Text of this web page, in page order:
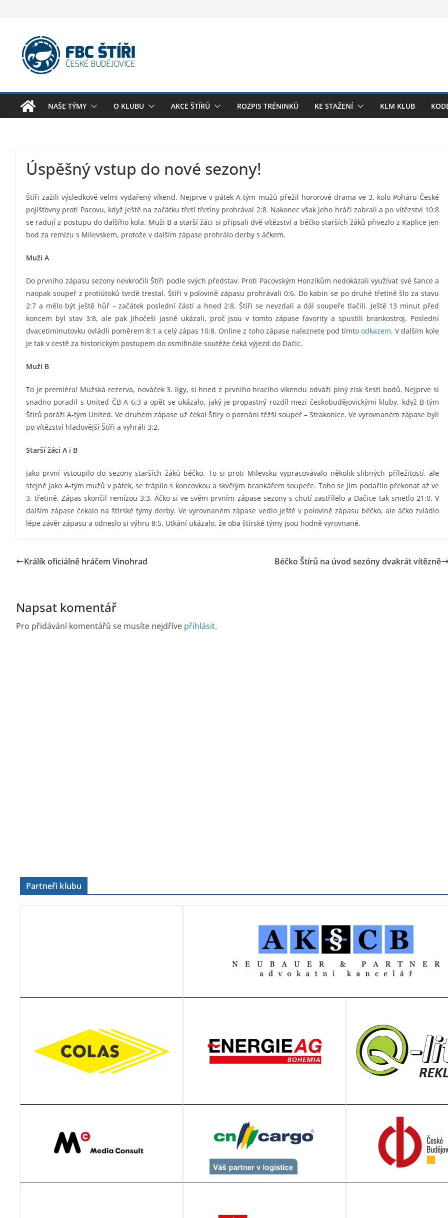
NAŠE TÝMY O KLUBU AKCE ŠTÍRŮ ROZPIS TRÉNINKŮ KE STAŽENÍ KLM KLUB
Úspěšný vstup do nové sezony!
Štíři zažili výsledkově velmi vydařený víkend. Nejprve v pátek A-tým mužů přežil hororové drama ve 3. kolo Poháru České
pojišťovny proti Pacovu, když ještě na začátku třetí třetiny prohrával 2:8. Nakonec však jeho hráči zabrali a po vítězství 10:8
se radují z postupu do dalšího kola. Muži B a starší žáci si připsali dvě vítězství a béčko starších žáků přivezlo z Kaplice jen
bod za remízu s Milevskem, protože v dalším zápase prohrálo derby s áčkem.
Muži A
Do prvního zápasu sezony nevkročili Štíři podle svých představ. Proti Pacovským Honzíkům nedokázali využívat své šance a
naopak soupeř z protiútoků tvrdě trestal. Štíři v polovině zápasu prohrávali 0:6. Do kabin se po druhé třetině šlo za stavu
2:7 a mělo být ještě hůř – začátek poslední části a hned 2:8. Štíři se nevzdali a dál soupeře tlačili. Ještě 13 minut před
koncem byl stav 3:8, ale pak Jihočeši jasně ukázali, proč jsou v tomto zápase favority a spustili brankostroj. Poslední
dvacetiminutovku ovládli poměrem 8:1 a celý zápas 10:8. Online z toho zápase naleznete pod tímto odkazem. V dalším kole
je tak v cestě za historickým postupem do osmifinále soutěže čeká výjezd do Dačic.
Muži B
To je premiéra! Mužská rezerva, nováček 3. ligy, si hned z prvního hracího víkendu odváží plný zisk šesti bodů. Nejprve si
snadno poradil s United ČB A 6:3 a opět se ukázalo, jaký je propastný rozdíl mezi českobudějovickými kluby, když B-tým
Štírů poráží A-tým United. Ve druhém zápase už čekal Štíry o poznání těžší soupeř – Strakonice. Ve vyrovnaném zápase byli
po vítězství hladovější Štíři a vyhráli 3:2.
Starší žáci A i B
Jako první vstoupilo do sezony starších žáků béčko. To si proti Milevsku vypracovávalo několik slibných příležitostí, ale
stejně jako A-tým mužů v pátek, se trápilo s koncovkou a skvělým brankářem soupeře. Toho se jim podařilo překonat až ve
3. třetině. Zápas skončil remízou 3:3. Áčko si ve svém prvním zápase sezony s chutí zastřílelo a Dačice tak smetlo 21:0. V
dalším zápase čekalo na štírské týmy derby. Ve vyrovnaném zápase vedlo ještě v polovině zápasu béčko, ale áčko zvládlo
lépe závěr zápasu a odneslo si výhru 8:5. Utkání ukázalo, že oba štírské týmy jsou hodně vyrovnané.
Králík oficiálně hráčem Vinohrad Béčko Štírů na úvod sezóny dvakrát vítězně
Napsat komentář
Pro přidávání komentářů se musíte nejdříve přihlásit.
Partneři klubu